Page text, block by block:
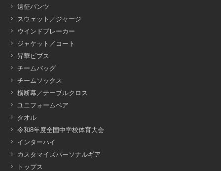
遠征パンツ
スウェット／ジャージ
ウインドブレーカー
ジャケット／コート
昇華ビブス
チームバッグ
チームソックス
横断幕／テーブルクロス
ユニフォームベア
タオル
令和8年度全国中学校体育大会
インターハイ
カスタマイズパーソナルギア
トップス